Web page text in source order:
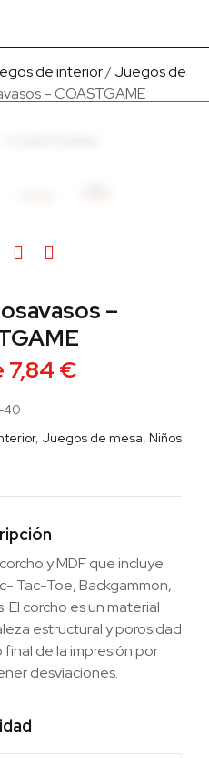
de interior/Juegos de
– COASTGAME
–
7,84 €
40
, Juegos de mesa, Niños
y MDF que incluye
Tac-Toe, Backgammon,
El corcho es un material
estructural y porosidad
de la impresión por
desviaciones.